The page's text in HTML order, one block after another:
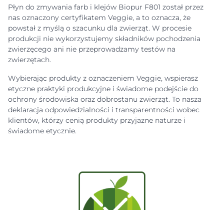
Płyn do zmywania farb i klejów Biopur F801 został przez
nas oznaczony certyfikatem Veggie, a to oznacza, że
powstał z myślą o szacunku dla zwierząt. W procesie
produkcji nie wykorzystujemy składników pochodzenia
zwierzęcego ani nie przeprowadzamy testów na
zwierzętach.
Wybierając produkty z oznaczeniem Veggie, wspierasz
etyczne praktyki produkcyjne i świadome podejście do
ochrony środowiska oraz dobrostanu zwierząt. To nasza
deklaracja odpowiedzialności i transparentności wobec
klientów, którzy cenią produkty przyjazne naturze i
świadome etycznie.